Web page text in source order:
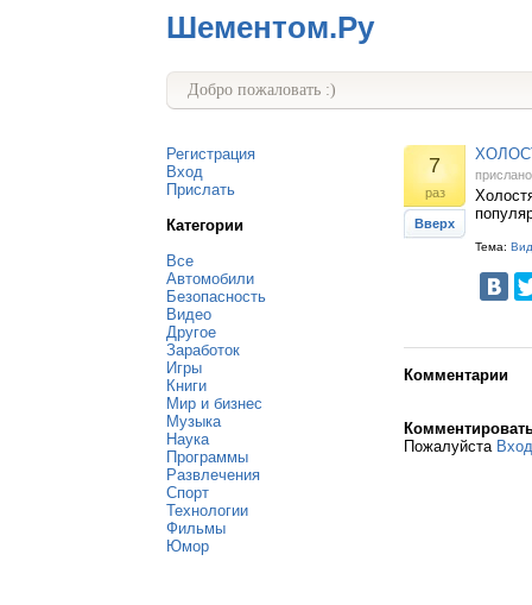
Шементом.Ру
Добро пожаловать :)
Регистрация
Вход
Прислать
Категории
Все
Автомобили
Безопасность
Видео
Другое
Заработок
Игры
Книги
Мир и бизнес
Музыка
Наука
Программы
Развлечения
Спорт
Технологии
Фильмы
Юмор
7
раз
Вверх
Тема:
Комментарии
Пожалуйста Вход